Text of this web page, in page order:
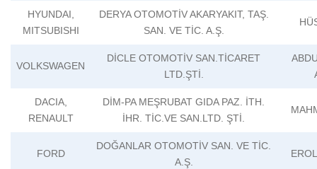
HYUNDAI,
MITSUBISHI
DERYA OTOMOTİV AKARYAKIT, TAŞ.
SAN. VE TİC. A.Ş.
VOLKSWAGEN
DİCLE OTOMOTİV SAN.TİCARET
LTD.ŞTİ.
DACIA,
RENAULT
DİM-PA MEŞRUBAT GIDA PAZ. İTH.
İHR. TİC.VE SAN.LTD. ŞTİ.
FORD
DOĞANLAR OTOMOTİV SAN. VE TİC.
A.Ş.